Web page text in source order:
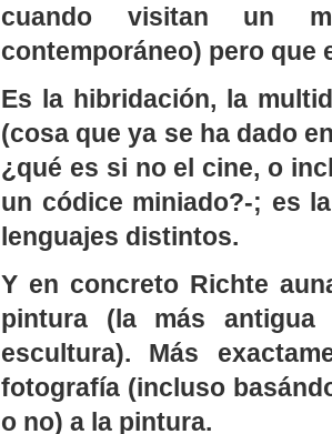
cuando visitan un
contemporáneo) pero que
Es la hibridación, la
(cosa que ya se ha dado
¿qué es si no el cine, o
un códice miniado?-; es
lenguajes distintos.
Y en concreto Richte
pintura (la más
escultura). Más
fotografía (incluso
o no) a la pintura.